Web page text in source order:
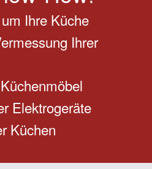
Ihre Küche
Ihrer
Elektrogeräte
Küchen